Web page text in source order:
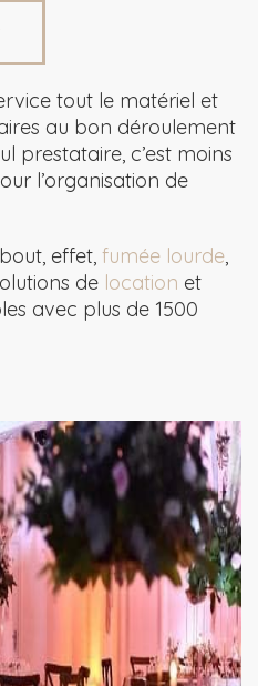
tout le matériel et
au bon déroulement
prestataire, c’est moins
l’organisation de
effet, fumée lourde,
de location et
avec plus de 1500